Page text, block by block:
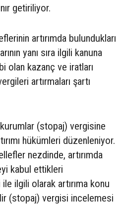
getiriliyor.
artırımda bulundukları
yanı sıra ilgili kanuna
olan kazanç ve iratları
artırmaları şartı
(stopaj) vergisine
hükümleri düzenleniyor.
nezdinde, artırımda
kabul ettikleri
ilgili olarak artırıma konu
(stopaj) vergisi incelemesi